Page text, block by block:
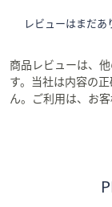
レビューはまだあ
商品レビューは、
す。当社は内容の
ん。ご利用は、お